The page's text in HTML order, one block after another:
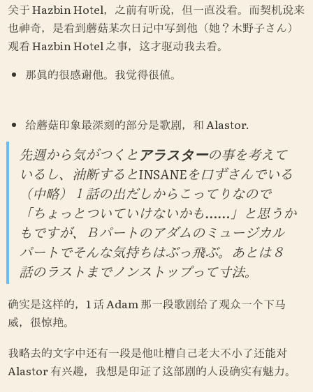
关于 Hazbin Hotel，之前有听说，但一直没看。而契机说来
也神奇，是看到蘑菇某次日记中写到他（她？木野子さん）
观看 Hazbin Hotel 之事，这才驱动我去看。
那真的很感谢他。我觉得很值。
给蘑菇印象最深刻的部分是歌剧，和 Alastor.
先週から気がつくとアラスターの事を考えて
いるし、油断するとINSANEを口ずさんでいる
（中略）１話の出だしからこってりなので
「ちょっとついていけないかも……」と思うか
もですが、Ｂパートのアダムのミュージカル
パートでそんな気持ちはぶっ飛ぶ。あとは８
話のラストまでノンストップって寸法。
确实是这样的，1 话 Adam 那一段歌剧给了观众一个下马
威，很惊艳。
我略去的文字中还有一段是他吐槽自己老大不小了还能对
Alastor 有兴趣，我想是印证了这部剧的人设确实有魅力。